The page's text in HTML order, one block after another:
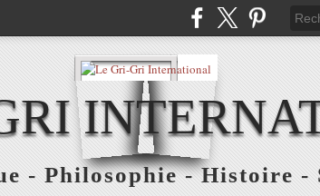
- Philosophie - Histoire -